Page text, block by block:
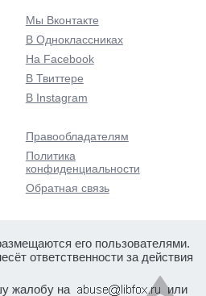
Мы Вконтакте
В Одноклассниках
На Facebook
В Твиттере
В Instagram
Правообладателям
Политика
конфиденциальности
Обратная связь
его пользователями.
ответственности за действия
жалобу на
или